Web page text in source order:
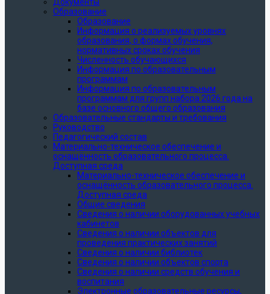
Образование
Образование
Информация о реализуемых уровнях
образования, о формах обучения,
нормативных сроках обучения
Численность обучающихся
Информация по образовательным
программам
Информация по образовательным
программам для групп набора 2026 года на
базе основного общего образования
Образовательные стандарты и требования
Руководство
Педагогический состав
Материально-техническое обеспечение и
оснащённость образовательного процесса.
Доступная среда
Материально-техническое обеспечение и
оснащённость образовательного процесса.
Доступная среда
Общие сведения
Сведения о наличии оборудованных учебных
кабинетов
Сведения о наличии объектов для
проведения практических занятий
Сведения о наличии библиотек
Сведения о наличии объектов спорта
Сведения о наличии средств обучения и
воспитания
Электронные образовательные ресурсы,